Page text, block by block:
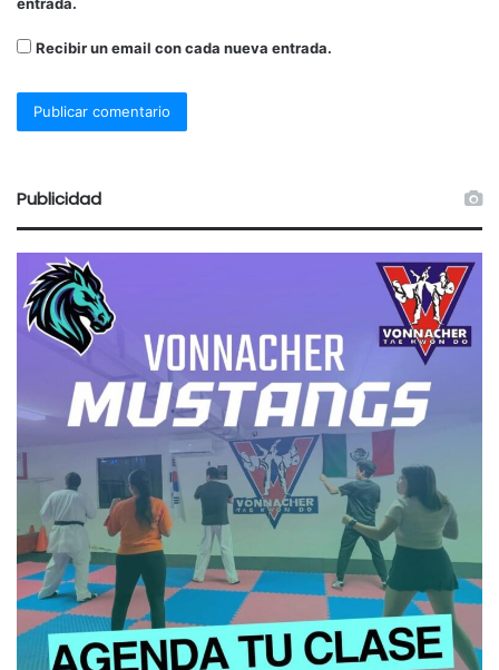
Recibir un email con cada nueva entrada.
Publicidad